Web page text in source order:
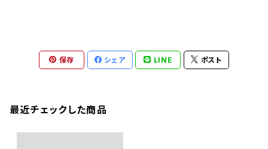
保存 シェア LINE ポスト
最近チェックした商品